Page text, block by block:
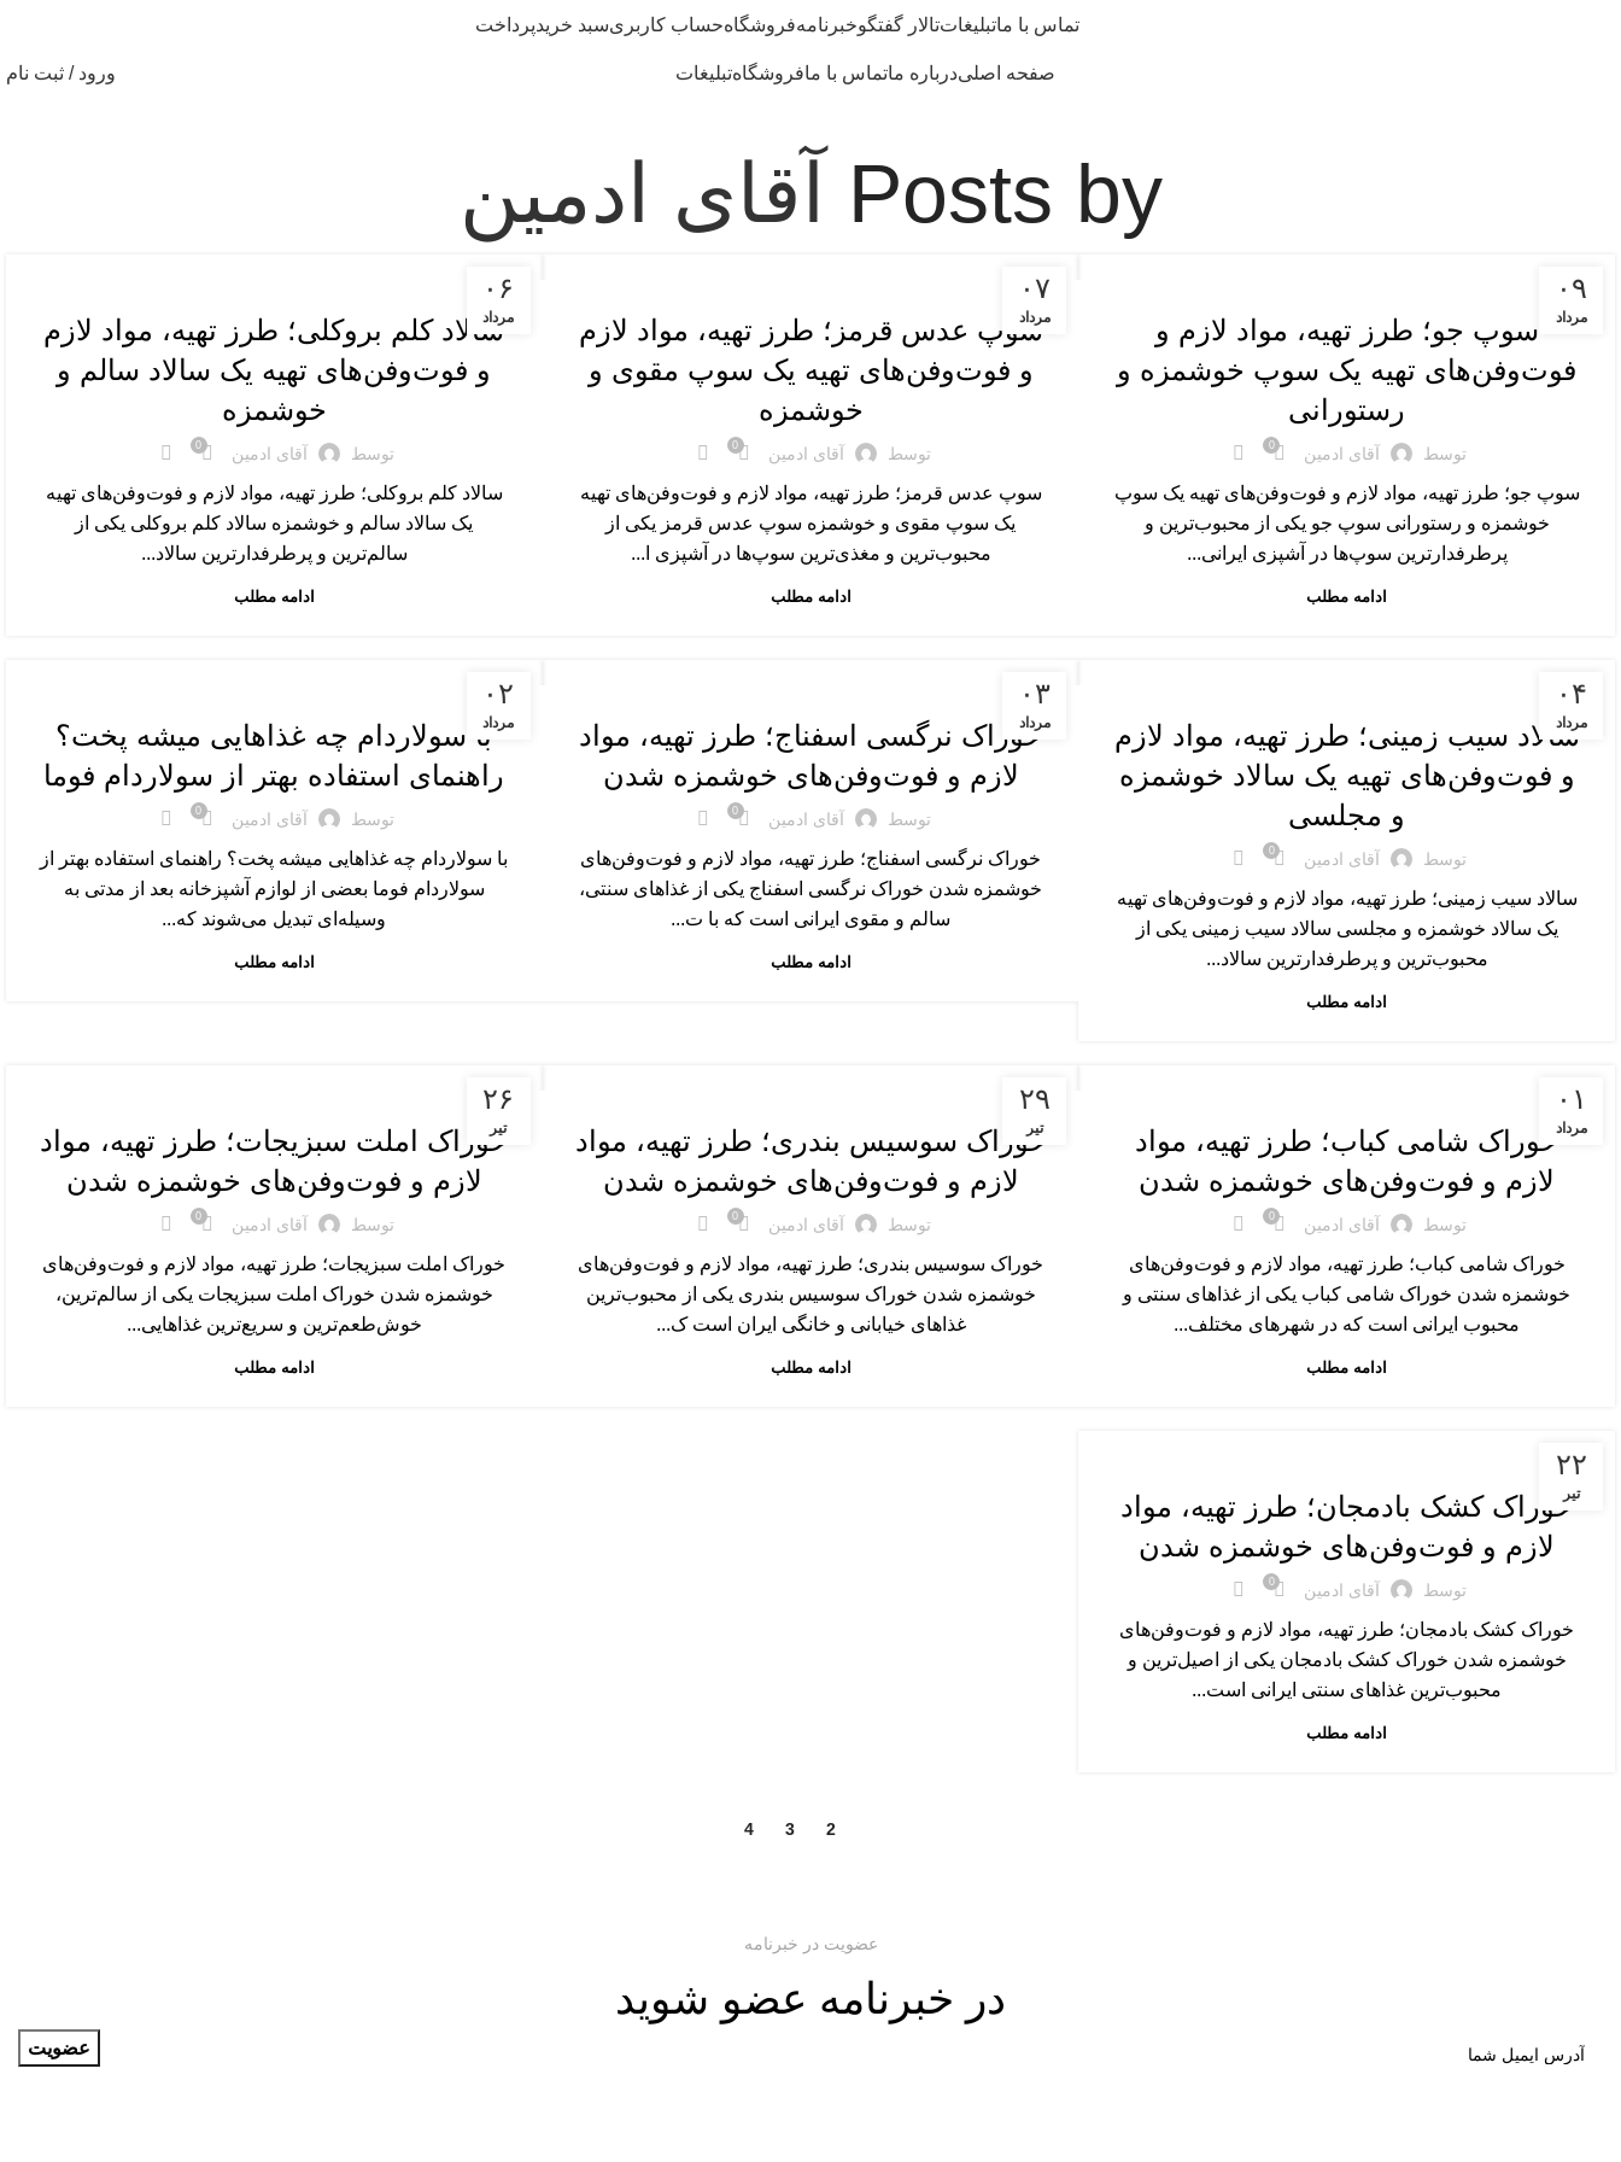
تماس با ماتبلیغاتتالار گفتگوخبرنامهفروشگاهحساب کاربریسبد خریدپرداخت
صفحه اصلیدرباره ماتماس با مافروشگاهتبلیغات ورود / ثبت نام
Posts by آقای ادمین
۰۹
مرداد
سوپ جو؛ طرز تهیه، مواد لازم و
فوت‌وفن‌های تهیه یک سوپ خوشمزه و
رستورانی
توسط آقای ادمین 0
سوپ جو؛ طرز تهیه، مواد لازم و فوت‌وفن‌های تهیه یک سوپ
خوشمزه و رستورانی سوپ جو یکی از محبوب‌ترین و
پرطرفدارترین سوپ‌ها در آشپزی ایرانی...
ادامه مطلب
۰۷
مرداد
پیش غذا و میان وعده
سوپ عدس قرمز؛ طرز تهیه، مواد لازم
و فوت‌وفن‌های تهیه یک سوپ مقوی و
خوشمزه
توسط آقای ادمین 0
سوپ عدس قرمز؛ طرز تهیه، مواد لازم و فوت‌وفن‌های تهیه
یک سوپ مقوی و خوشمزه سوپ عدس قرمز یکی از
محبوب‌ترین و مغذی‌ترین سوپ‌ها در آشپزی ا...
ادامه مطلب
۰۶
مرداد
سالاد کلم بروکلی؛ طرز تهیه، مواد لازم
و فوت‌وفن‌های تهیه یک سالاد سالم و
خوشمزه
توسط آقای ادمین 0
سالاد کلم بروکلی؛ طرز تهیه، مواد لازم و فوت‌وفن‌های تهیه
یک سالاد سالم و خوشمزه سالاد کلم بروکلی یکی از
سالم‌ترین و پرطرفدارترین سالاد...
ادامه مطلب
۰۴
مرداد
سالاد سیب زمینی؛ طرز تهیه، مواد لازم
و فوت‌وفن‌های تهیه یک سالاد خوشمزه
و مجلسی
توسط آقای ادمین 0
سالاد سیب زمینی؛ طرز تهیه، مواد لازم و فوت‌وفن‌های تهیه
یک سالاد خوشمزه و مجلسی سالاد سیب زمینی یکی از
محبوب‌ترین و پرطرفدارترین سالاد...
ادامه مطلب
۰۳
مرداد
غذاهای اصلی
خوراک نرگسی اسفناج؛ طرز تهیه، مواد
لازم و فوت‌وفن‌های خوشمزه شدن
توسط آقای ادمین 0
خوراک نرگسی اسفناج؛ طرز تهیه، مواد لازم و فوت‌وفن‌های
خوشمزه شدن خوراک نرگسی اسفناج یکی از غذاهای سنتی،
سالم و مقوی ایرانی است که با ت...
ادامه مطلب
۰۲
مرداد
رپورتاژ
با سولاردام چه غذاهایی میشه پخت؟
راهنمای استفاده بهتر از سولاردام فوما
توسط آقای ادمین 0
با سولاردام چه غذاهایی میشه پخت؟ راهنمای استفاده بهتر از
سولاردام فوما بعضی از لوازم آشپزخانه بعد از مدتی به
وسیله‌ای تبدیل می‌شوند که...
ادامه مطلب
۰۱
مردادخوراک شامی کباب؛ طرز تهیه، مواد
لازم و فوت‌وفن‌های خوشمزه شدن
توسط آقای ادمین 0
خوراک شامی کباب؛ طرز تهیه، مواد لازم و فوت‌وفن‌های
خوشمزه شدن خوراک شامی کباب یکی از غذاهای سنتی و
محبوب ایرانی است که در شهرهای مختلف...
ادامه مطلب
۲۹
تیر
غذاهای اصلی
خوراک سوسیس بندری؛ طرز تهیه، مواد
لازم و فوت‌وفن‌های خوشمزه شدن
توسط آقای ادمین 0
خوراک سوسیس بندری؛ طرز تهیه، مواد لازم و فوت‌وفن‌های
خوشمزه شدن خوراک سوسیس بندری یکی از محبوب‌ترین
غذاهای خیابانی و خانگی ایران است ک...
ادامه مطلب
۲۶
تیر
غذاهای اصلی
خوراک املت سبزیجات؛ طرز تهیه، مواد
لازم و فوت‌وفن‌های خوشمزه شدن
توسط آقای ادمین 0
خوراک املت سبزیجات؛ طرز تهیه، مواد لازم و فوت‌وفن‌های
خوشمزه شدن خوراک املت سبزیجات یکی از سالم‌ترین،
خوش‌طعم‌ترین و سریع‌ترین غذاهایی...
ادامه مطلب
۲۲
تیر
غذاهای اصلی
خوراک کشک بادمجان؛ طرز تهیه، مواد
لازم و فوت‌وفن‌های خوشمزه شدن
توسط آقای ادمین 0
خوراک کشک بادمجان؛ طرز تهیه، مواد لازم و فوت‌وفن‌های
خوشمزه شدن خوراک کشک بادمجان یکی از اصیل‌ترین و
محبوب‌ترین غذاهای سنتی ایرانی است...
ادامه مطلب
2
3
4
عضویت در خبرنامه
در خبرنامه عضو شوید